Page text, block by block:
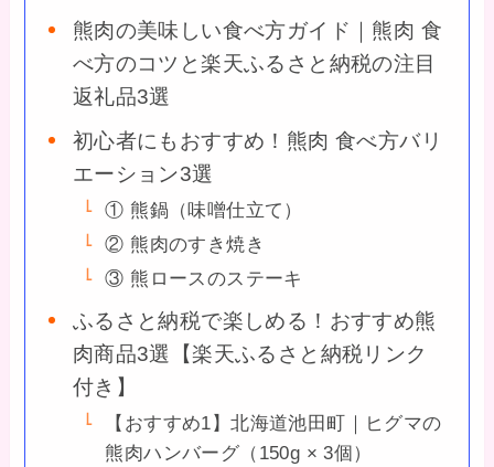
熊肉の美味しい食べ方ガイド｜熊肉 食
べ方のコツと楽天ふるさと納税の注目
返礼品3選
初心者にもおすすめ！熊肉 食べ方バリ
エーション3選
① 熊鍋（味噌仕立て）
② 熊肉のすき焼き
③ 熊ロースのステーキ
ふるさと納税で楽しめる！おすすめ熊
肉商品3選【楽天ふるさと納税リンク
付き】
【おすすめ1】北海道池田町｜ヒグマの
熊肉ハンバーグ（150g × 3個）